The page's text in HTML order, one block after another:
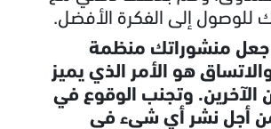
للوصول إلى الفكرة الأفضل.
جعل منشوراتك منظمة
هو الأمر الذي يميز
الآخرين. وتجنب الوقوع في
أجل نشر أي شيء في